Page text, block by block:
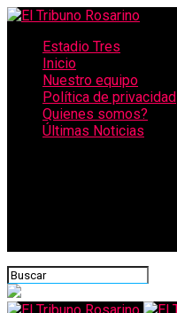
Estadio Tres
Inicio
Nuestro equipo
Política de privacidad
Quienes somos?
Últimas Noticias